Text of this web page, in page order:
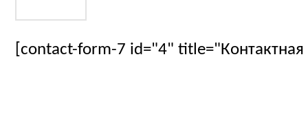
[contact-form-7 id="4"